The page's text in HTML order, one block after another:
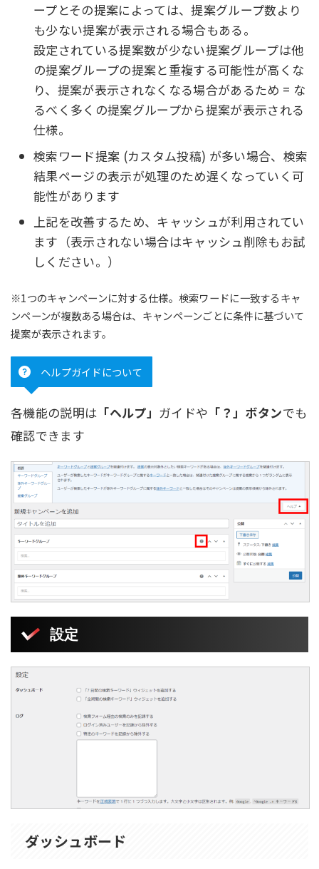
ープとその提案によっては、提案グループ数より
も少ない提案が表示される場合もある。
設定されている提案数が少ない提案グループは他
の提案グループの提案と重複する可能性が高くな
り、提案が表示されなくなる場合があるため = な
るべく多くの提案グループから提案が表示される
仕様。
検索ワード提案 (カスタム投稿) が多い場合、検索
結果ページの表示が処理のため遅くなっていく可
能性があります
上記を改善するため、キャッシュが利用されてい
ます（表示されない場合はキャッシュ削除もお試
しください。）
※1つのキャンペーンに対する仕様。検索ワードに一致するキャ
ンペーンが複数ある場合は、キャンペーンごとに条件に基づいて
提案が表示されます。
ヘルプガイドについて
各機能の説明は 「ヘルプ」 ガイドや 「？」ボタンでも
確認できます
設定
ダッシュボード